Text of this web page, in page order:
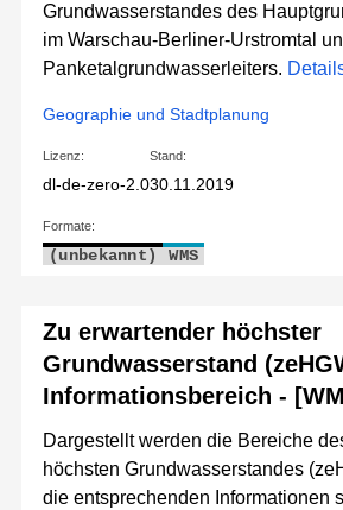
Grundwasserstandes des
im Warschau-Berliner-Urstromtal
Panketalgrundwasserleiters.
Geographie und Stadtplanung
Lizenz:
dl-de-zero-2.0
Stand:
30.11.2019
Formate:
(unbekannt) WMS
Zu erwartender höchster
Grundwasserstand
Informationsbereich -
Dargestellt werden die Bereiche
höchsten Grundwasserstandes
die entsprechenden Informationen